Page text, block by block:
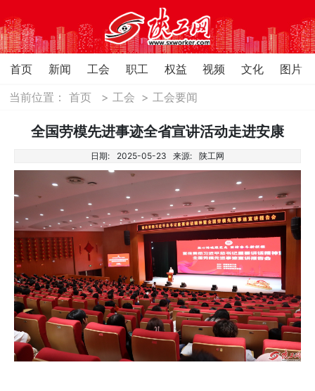
首页 新闻 工会 职工 权益 视频 文化
图片
当前位置：首页 > 工会 > 工会要闻
全国劳模先进事迹全省宣讲活动走进安康
日期: 2025-05-23 来源: 陕工网